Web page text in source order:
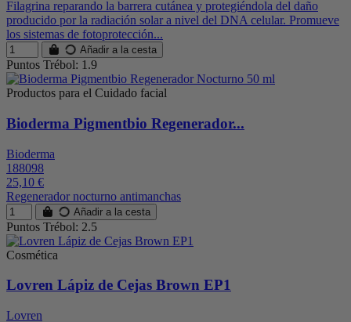
Filagrina reparando la barrera cutánea y protegiéndola del daño
producido por la radiación solar a nivel del DNA celular. Promueve
los sistemas de fotoprotección...
Añadir a la cesta
Puntos Trébol: 1.9
Productos para el Cuidado facial
Bioderma Pigmentbio Regenerador...
Bioderma
188098
25,10 €
Regenerador nocturno antimanchas
Añadir a la cesta
Puntos Trébol: 2.5
Cosmética
Lovren Lápiz de Cejas Brown EP1
Lovren